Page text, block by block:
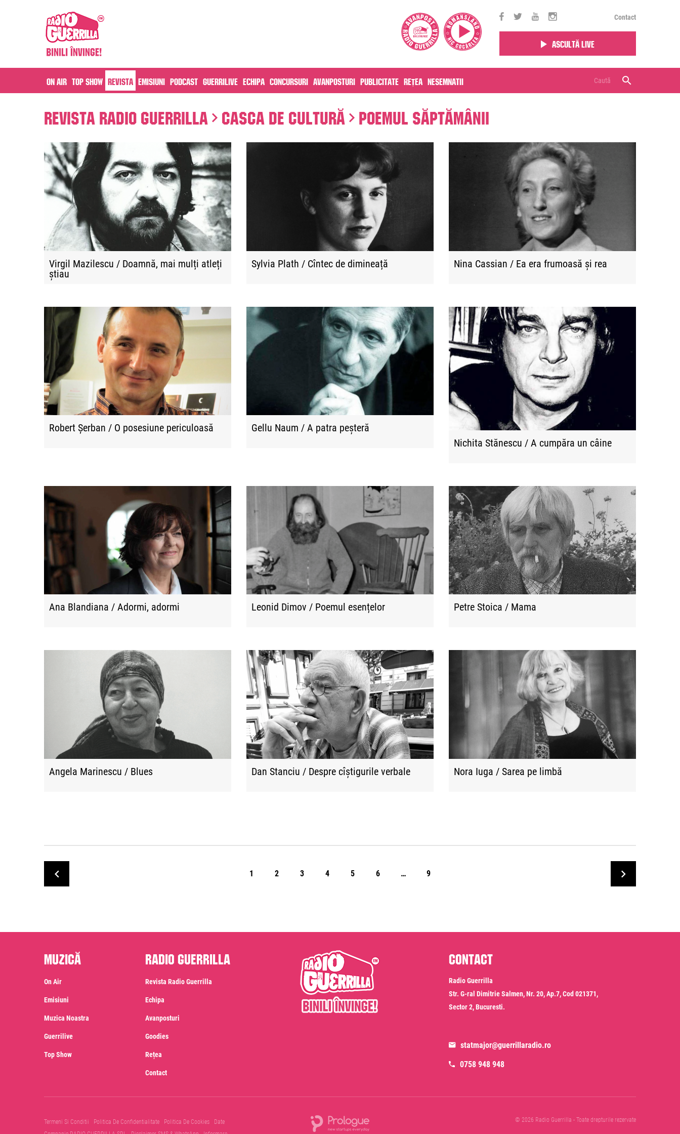
Contact
Ascultă live
On air Top Show Revista Emisiuni Podcast Guerrilive Echipa Concursuri Avanposturi Publicitate Rețea Nesemnatii
Revista Radio Guerrilla Casca de cultură Poemul săptămânii
Virgil Mazilescu / Doamnă, mai mulți atleți
știau
Sylvia Plath / Cîntec de dimineață Nina Cassian / Ea era frumoasă și rea
Robert Șerban / O posesiune periculoasă
Gellu Naum / A patra peșteră
Nichita Stănescu / A cumpăra un câine
Ana Blandiana / Adormi, adormi Leonid Dimov / Poemul esențelor Petre Stoica / Mama
Angela Marinescu / Blues Dan Stanciu / Despre cîștigurile verbale Nora Iuga / Sarea pe limbă
1 2 3 4 5 6 … 9
Muzică
On Air
Emisiuni
Muzica Noastra
Guerrilive
Top Show
Radio Guerrilla
Revista Radio Guerrilla
Echipa
Avanposturi
Goodies
Rețea
Contact
Contact
Radio Guerrilla
Str. G-ral Dimitrie Salmen, Nr. 20, Ap.7, Cod 021371,
Sector 2, Bucuresti.
statmajor@guerrillaradio.ro
0758 948 948
Termeni Si Conditii Politica De Confidentialitate Politica De Cookies
Date
© 2026 Radio Guerrilla - Toate drepturile rezervate